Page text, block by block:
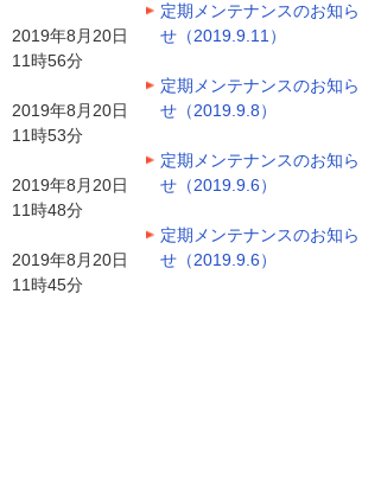
2019年8月20日
11時56分
定期メンテナンスのお知ら
せ（2019.9.11）
2019年8月20日
11時53分
定期メンテナンスのお知ら
せ（2019.9.8）
2019年8月20日
11時48分
定期メンテナンスのお知ら
せ（2019.9.6）
2019年8月20日
11時45分
定期メンテナンスのお知ら
せ（2019.9.6）